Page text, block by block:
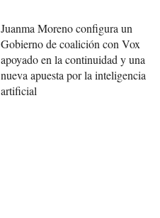
Juanma Moreno configura un
Gobierno de coalición con Vox
apoyado en la continuidad y una
nueva apuesta por la inteligencia
artificial